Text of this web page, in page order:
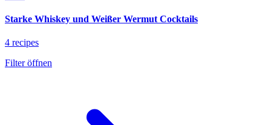
Starke Whiskey und Weißer Wermut Cocktails
4 recipes
Filter öffnen